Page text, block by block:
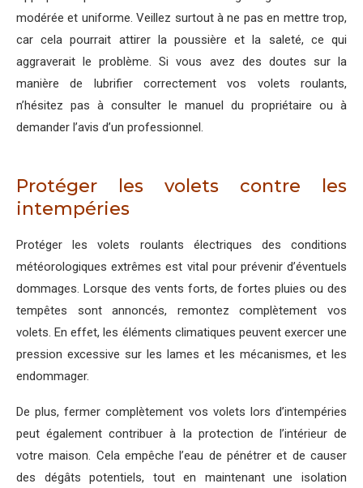
modérée et uniforme. Veillez surtout à ne pas en mettre trop,
car cela pourrait attirer la poussière et la saleté, ce qui
aggraverait le problème. Si vous avez des doutes sur la
manière de lubrifier correctement vos volets roulants,
n’hésitez pas à consulter le manuel du propriétaire ou à
demander l’avis d’un professionnel.
Protéger les volets contre les
intempéries
Protéger les volets roulants électriques des conditions
météorologiques extrêmes est vital pour prévenir d’éventuels
dommages. Lorsque des vents forts, de fortes pluies ou des
tempêtes sont annoncés, remontez complètement vos
volets. En effet, les éléments climatiques peuvent exercer une
pression excessive sur les lames et les mécanismes, et les
endommager.
De plus, fermer complètement vos volets lors d’intempéries
peut également contribuer à la protection de l’intérieur de
votre maison. Cela empêche l’eau de pénétrer et de causer
des dégâts potentiels, tout en maintenant une isolation